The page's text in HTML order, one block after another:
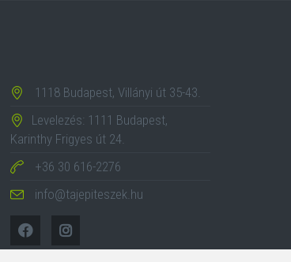
1118 Budapest, Villányi út 35-43.
Levelezés: 1111 Budapest,
Karinthy Frigyes út 24.
+36 30 616-2276
info@tajepiteszek.hu